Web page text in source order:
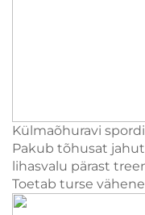
Külmaõhuravi
Pakub tõhusat
lihasvalu pärast
Toetab turse